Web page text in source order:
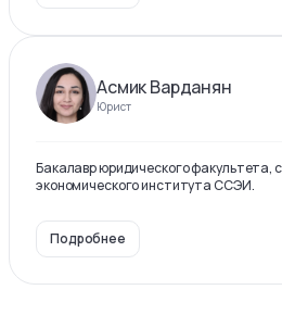
Асмик Варданян
Юрист
Бакалавр юридического факультета,
экономического института ССЭИ.
Подробнее